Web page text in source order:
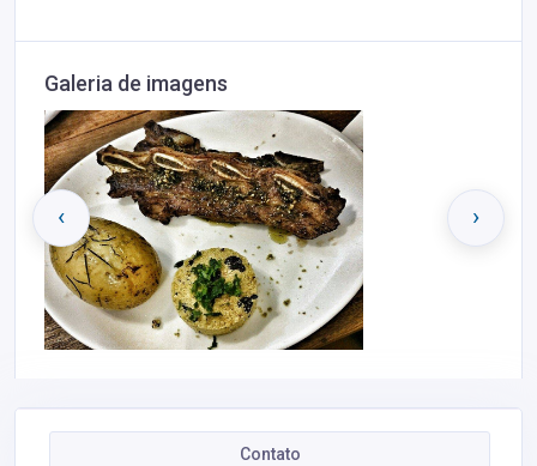
Galeria de imagens
‹ ›
Contato